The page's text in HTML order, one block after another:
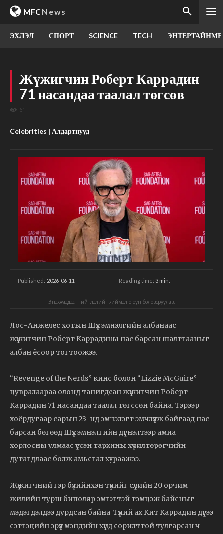
MFCNews
ЭХЛЭЛ СПОРТ SCIENCE TECH
Жүжигчин Роберт Каррадин
71 насандаа таалал төгсөв
61
Celebrities | Алдартнууд
Published: 2026-06-11 Reading time: 3 min.
Энэхүү мэдээ, нийтлэлийг хиймэл оюун боловсруулав.
Лос-Анжелес хотын Шүүх эмнэлгийн албанаас
жүжигчин Роберт Каррадины нас барсан шалтгааныг
албан ёсоор тогтоожээ.
“Revenge of the Nerds” кино болон “Lizzie McGuire”
цувралаараа олонд танигдсан жүжигчин Роберт
Каррадин 71 насандаа таалал төгссөн байна. Тэрээр
хоёрдугаар сарын 23-нд эмнэлэгт эмчлүүлж байгаад нас
барсан бөгөөд Шүүх эмнэлгийн дүгнэлтээр амиа
хорлосны улмаас үүссэн тархины хүчилтөрөгчийн
дутагдлаас болж амьсгал хураажээ.
Жүжигчний гэр бүлийнхэн түүнийг сүүлийн 20 орчим
жилийн турш биполяр эмгэгтэй тэмцэж байсныг
мэдэгдэлдээ дурдсан байна. Түүний ах Кит Каррадин дүүгээ
сэтгэцийн эрүүл мэндийн хүнд сорилттой тулгарсан ч